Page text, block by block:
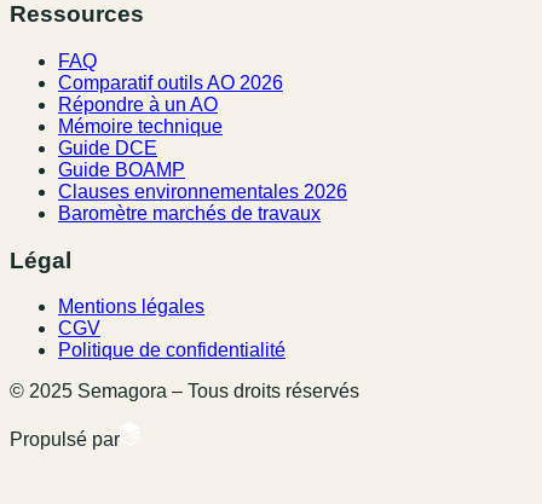
Ressources
FAQ
Comparatif outils AO 2026
Répondre à un AO
Mémoire technique
Guide DCE
Guide BOAMP
Clauses environnementales 2026
Baromètre marchés de travaux
Légal
Mentions légales
CGV
Politique de confidentialité
© 2025 Semagora – Tous droits réservés
Propulsé par